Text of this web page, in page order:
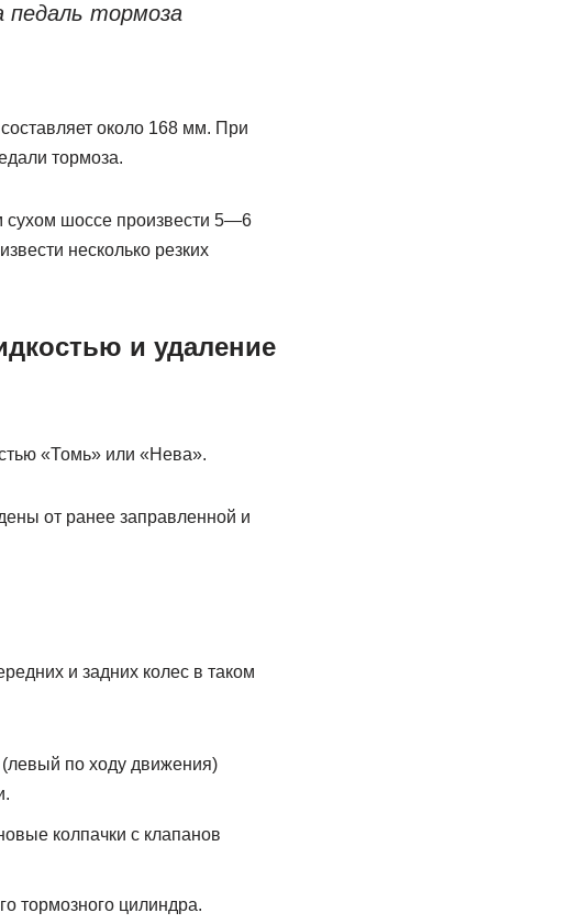
педаль тормоза
около 168 мм. При
тормоза.
сухом шоссе произвести 5—6
несколько резких
и удаление
«Томь» или «Нева».
от ранее заправленной и
и задних колес в таком
(левый по ходу движения)
колпачки с клапанов
тормозного цилиндра.